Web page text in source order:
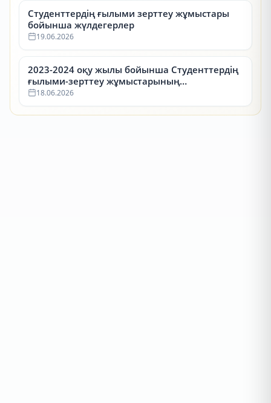
Студенттердің ғылыми зерттеу жұмыстары
бойынша жүлдегерлер
19.06.2026
2023-2024 оқу жылы бойынша Студенттердің
ғылыми-зерттеу жұмыстарының
республикалық конкурсының (СҒЗЖ)
18.06.2026